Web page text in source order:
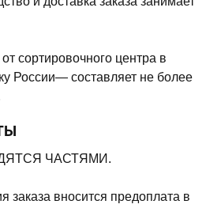
сортировочного центра в
России— составляет не более
ЧАСТЯМИ.
заказа вносится предоплата в